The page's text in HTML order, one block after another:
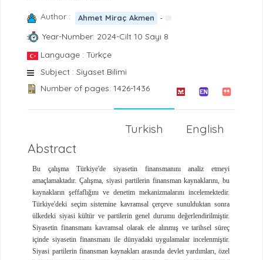
Author : Ahmet Miraç Akmen
-
Year-Number: 2024-Cilt 10 Sayı 8
Language : Türkçe
Subject : Siyaset Bilimi
Number of pages: 1426-1436
English
Turkish
Abstract
Bu çalışma Türkiye'de siyasetin finansmanını analiz etmeyi
amaçlamaktadır. Çalışma, siyasi partilerin finansman kaynaklarını, bu
kaynakların şeffaflığını ve denetim mekanizmalarını incelemektedir.
Türkiye'deki seçim sistemine kavramsal çerçeve sunulduktan sonra
ülkedeki siyasi kültür ve partilerin genel durumu değerlendirilmiştir.
Siyasetin finansmanı kavramsal olarak ele alınmış ve tarihsel süreç
içinde siyasetin finansmanı ile dünyadaki uygulamalar incelenmiştir.
Siyasi partilerin finansman kaynakları arasında devlet yardımları, özel